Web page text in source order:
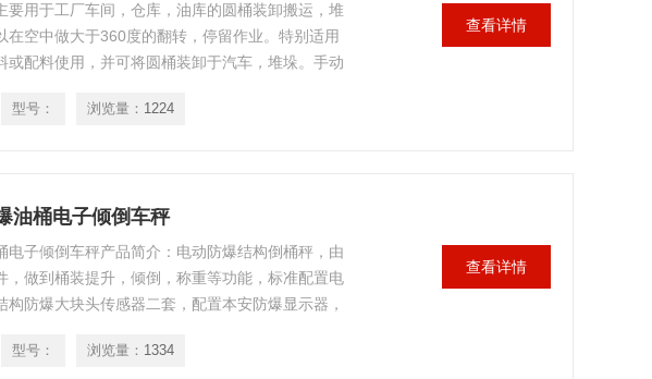
要用于工厂车间，仓库，油库的圆桶装卸搬运，堆
在空中做大于360度的翻转，停留作业。特别适用
或配料使用，并可将圆桶装卸于汽车，堆垛。手动
型号： 浏览量： 1224
查看详情
油桶电子倾倒车秤
电子倾倒车秤产品简介：电动防爆结构倒桶秤，由
，做到桶装提升，倾倒，称重等功能，标准配置电
构防爆大块头传感器二套，配置本安防爆显示器，
型号： 浏览量： 1334
查看详情